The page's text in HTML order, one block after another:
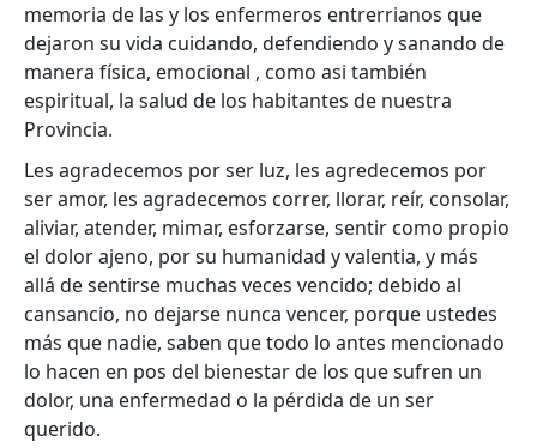
memoria de las y los enfermeros entrerrianos que
dejaron su vida cuidando, defendiendo y sanando de
manera física, emocional , como asi también
espiritual, la salud de los habitantes de nuestra
Provincia.
Les agradecemos por ser luz, les agredecemos por
ser amor, les agradecemos correr, llorar, reír, consolar,
aliviar, atender, mimar, esforzarse, sentir como propio
el dolor ajeno, por su humanidad y valentia, y más
allá de sentirse muchas veces vencido; debido al
cansancio, no dejarse nunca vencer, porque ustedes
más que nadie, saben que todo lo antes mencionado
lo hacen en pos del bienestar de los que sufren un
dolor, una enfermedad o la pérdida de un ser
querido.